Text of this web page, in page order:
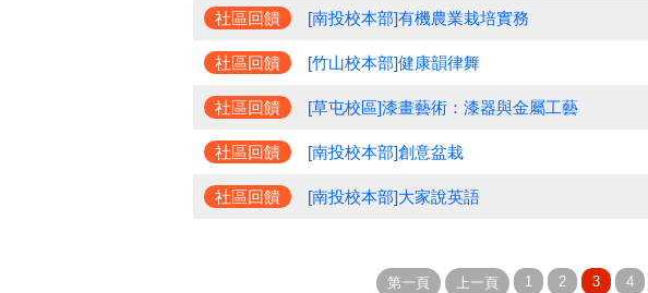
社區回饋 [南投校本部]有機農業栽培實務
社區回饋 [竹山校本部]健康韻律舞
社區回饋 [草屯校區]漆畫藝術：漆器與金屬工藝
社區回饋 [南投校本部]創意盆栽
社區回饋 [南投校本部]大家說英語